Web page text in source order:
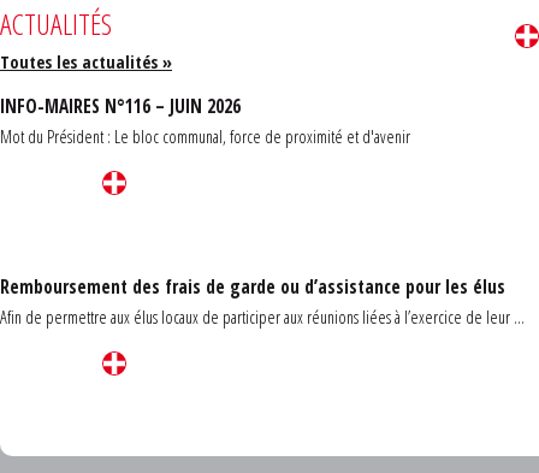
ACTUALITÉS
Toutes les actualités »
INFO-MAIRES N°116 – JUIN 2026
Mot du Président : Le bloc communal, force de proximité et d'avenir
Remboursement des frais de garde ou d’assistance pour les élus
Afin de permettre aux élus locaux de participer aux réunions liées à l’exercice de leur ...